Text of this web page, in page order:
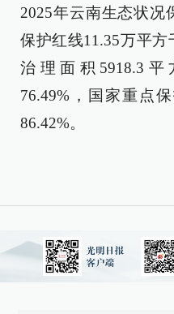
2025年云南生态状况
保护红线11.35万平
治理面积5918.3
76.49%，国家重点
86.42%。